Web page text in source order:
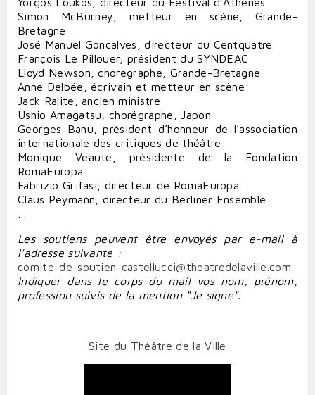
Simon McBurney, metteur en scène, Grande-
Bretagne
José Manuel Goncalves, directeur du Centquatre
François Le Pillouer, président du SYNDEAC
Lloyd Newson, chorégraphe, Grande-Bretagne
Anne Delbée, écrivain et metteur en scène
Jack Ralite, ancien ministre
Ushio Amagatsu, chorégraphe, Japon
Georges Banu, président d’honneur de l’association
internationale des critiques de théâtre
Monique Veaute, présidente de la Fondation
RomaEuropa
Fabrizio Grifasi, directeur de RomaEuropa
Claus Peymann, directeur du Berliner Ensemble
Les soutiens peuvent être envoyés par e-mail à
l’adresse suivante :
comite-de-soutien-castellucci@theatredelaville.com
Indiquer dans le corps du mail vos nom, prénom,
profession suivis de la mention "Je signe".
Site du Théâtre de la Ville